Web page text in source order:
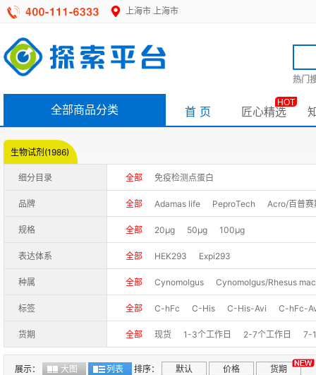
上海市 上海市
热门
全部商品分类 首 页 匠心精选
HOT
生物试剂(1986)
细分目录 全部 免疫检测点蛋白
品牌 全部 Adamas life PeproTech Acro/百普赛
规格 全部 20μg 50μg 100μg
表达体系 全部 HEK293 Expi293
种属 全部 Cynomolgus Cynomolgus/Rhesus
标签 全部 C-hFc C-His C-His-Avi C-hFc-
货期 全部 现货 1-3个工作日 2-7个工作日 7-
展示： 大图 列表 排序： 默认 价格 货期